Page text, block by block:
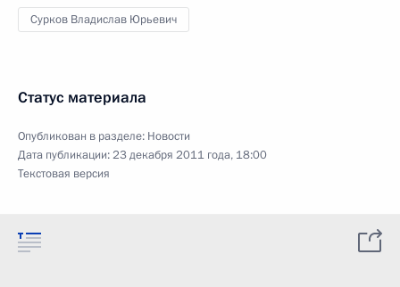
Сурков Владислав Юрьевич
Статус материала
Опубликован в разделе: Новости
Дата публикации:23 декабря 2011 года, 18:00
Текстовая версия